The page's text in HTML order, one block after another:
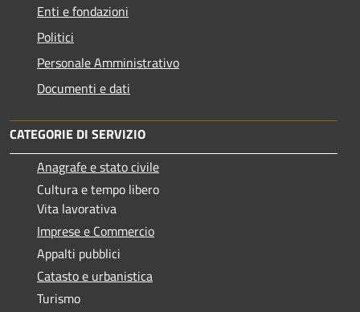
Enti e fondazioni
Politici
Personale Amministrativo
Documenti e dati
CATEGORIE DI SERVIZIO
Anagrafe e stato civile
Cultura e tempo libero
Vita lavorativa
Imprese e Commercio
Appalti pubblici
Catasto e urbanistica
Turismo